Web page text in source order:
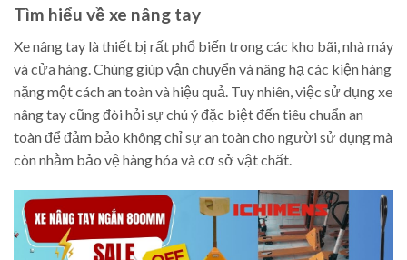
Tìm hiểu về xe nâng tay
Xe nâng tay là thiết bị rất phổ biến trong các kho bãi, nhà máy
và cửa hàng. Chúng giúp vận chuyển và nâng hạ các kiện hàng
nặng một cách an toàn và hiệu quả. Tuy nhiên, việc sử dụng xe
nâng tay cũng đòi hỏi sự chú ý đặc biệt đến tiêu chuẩn an
toàn để đảm bảo không chỉ sự an toàn cho người sử dụng mà
còn nhằm bảo vệ hàng hóa và cơ sở vật chất.